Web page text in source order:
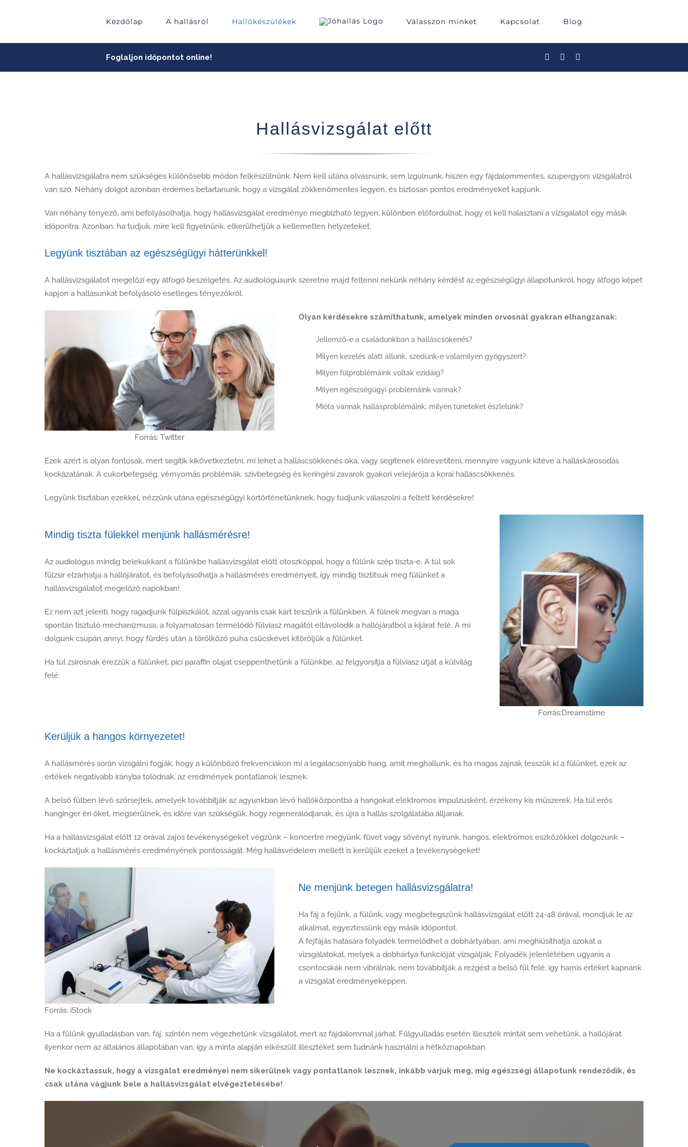
Kezdőlap A hallásról Hallókészülékek Válasszon minket Kapcsolat Blog
Foglaljon időpontot online!
Hallásvizsgálat előtt
A hallásvizsgálatra nem szükséges különösebb módon felkészülnünk. Nem kell utána olvasnunk, sem izgulnunk, hiszen egy fájdalommentes, szupergyors vizsgálatról
van szó. Néhány dolgot azonban érdemes betartanunk, hogy a vizsgálat zökkenőmentes legyen, és biztosan pontos eredményeket kapjunk.
Van néhány tényező, ami befolyásolhatja, hogy hallásvizsgálat eredménye megbízható legyen, különben előfordulhat, hogy el kell halasztani a vizsgálatot egy másik
időpontra. Azonban, ha tudjuk, mire kell figyelnünk, elkerülhetjük a kellemetlen helyzeteket.
Legyünk tisztában az egészségügyi hátterünkkel!
A hallásvizsgálatot megelőzi egy átfogó beszélgetés. Az audiológusunk szeretne majd feltenni nekünk néhány kérdést az egészségügyi állapotunkról, hogy átfogó képet
kapjon a hallásunkat befolyásoló esetleges tényezőkről.
Forrás: Twitter
Olyan kérdésekre számíthatunk, amelyek minden orvosnál gyakran elhangzanak:
Jellemző-e a családunkban a halláscsökenés?
Milyen kezelés alatt állunk, szedünk-e valamilyen gyógyszert?
Milyen fülproblémáink voltak ezidáig?
Milyen egészségügyi problémáink vannak?
Mióta vannak hallásproblémáink, milyen tüneteket észlelünk?
Ezek azért is olyan fontosak, mert segítik kikövetkeztetni, mi lehet a halláscsökkenés oka, vagy segítenek előrevetíteni, mennyire vagyunk kitéve a halláskárosodás
kockázatának. A cukorbetegség, vérnyomás problémák, szívbetegség és keringési zavarok gyakori velejárója a korai halláscsökkenés.
Legyünk tisztában ezekkel, nézzünk utána egészségügyi kórtörténetünknek, hogy tudjunk válaszolni a feltett kérdésekre!
Mindig tiszta fülekkel menjünk hallásmérésre!
Az audiológus mindig belekukkant a fülünkbe hallásvizsgálat előtt otoszkóppal, hogy a fülünk szép tiszta-e. A túl sok
fülzsír elzárhatja a hallójáratot, és befolyásolhatja a hallásmérés eredményeit, így mindig tisztítsuk meg fülünket a
hallásvizsgálatot megelőző napokban!
Ez nem azt jelenti, hogy ragadjunk fülpiszkálót, azzal ugyanis csak kárt teszünk a fülünkben. A fülnek megvan a maga
spontán tisztuló mechanizmusa, a folyamatosan termelődő fülviasz magától eltávolodik a hallójáratból a kijárat felé. A mi
dolgunk csupán annyi, hogy fürdés után a törölköző puha csücskével kitöröljük a fülünket.
Ha túl zsírosnak érezzük a fülünket, pici paraffin olajat cseppenthetünk a fülünkbe, az felgyorsítja a fülviasz útját a külvilág
felé.
Forrás:Dreamstime
Kerüljük a hangos környezetet!
A hallásmérés során vizsgálni fogják, hogy a különböző frekvenciákon mi a legalacsonyabb hang, amit meghallunk, és ha magas zajnak tesszük ki a fülünket, ezek az
értékek negatívabb irányba tolódnak, az eredmények pontatlanok lesznek.
A belső fülben lévő szőrsejtek, amelyek továbbítják az agyunkban lévő hallóközpontba a hangokat elektromos impulzusként, érzékeny kis műszerek. Ha túl erős
hanginger éri őket, megsérülnek, és időre van szükségük, hogy regenerálódjanak, és újra a hallás szolgálatába álljanak.
Ha a hallásvizsgálat előtt 12 órával zajos tevékenységeket végzünk – koncertre megyünk, füvet vagy sövényt nyírunk, hangos, elektromos eszközökkel dolgozunk –
kockáztatjuk a hallásmérés eredményének pontosságát. Még hallásvédelem mellett is kerüljük ezeket a tevékenységeket!
Forrás: iStock
Ne menjünk betegen hallásvizsgálatra!
Ha fáj a fejünk, a fülünk, vagy megbetegszünk hallásvizsgálat előtt 24-48 órával, mondjuk le az
alkalmat, egyeztessünk egy másik időpontot.
A fejfájás hatására folyadék termelődhet a dobhártyában, ami meghiúsíthatja azokat a
vizsgálatokat, melyek a dobhártya funkcióját vizsgálják. Folyadék jelenlétében ugyanis a
csontocskák nem vibrálnak, nem továbbítják a rezgést a belső fül felé, így hamis értéket kapnánk
a vizsgálat eredményeképpen.
Ha a fülünk gyulladásban van, fáj, szintén nem végezhetünk vizsgálatot, mert az fájdalommal járhat. Fülgyulladás esetén illeszték mintát sem vehetünk, a hallójárat
ilyenkor nem az általános állapotában van, így a minta alapján elkészült illesztéket sem tudnánk használni a hétköznapokban.
Ne kockáztassuk, hogy a vizsgálat eredményei nem sikerülnek vagy pontatlanok lesznek, inkább várjuk meg, míg egészségi állapotunk rendeződik, és
csak utána vágjunk bele a hallásvizsgálat elvégeztetésébe!